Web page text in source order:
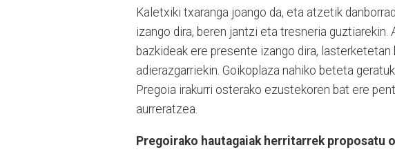
Kaletxiki txaranga joango da, eta atzetik
izango dira, beren jantzi eta tresneria
bazkideak ere presente izango dira,
adierazgarriekin. Goikoplaza nahiko beteta
Pregoia irakurri osterako ezustekoren bat ere
aurreratzea.
Pregoirako hautagaiak herritarrek proposatu